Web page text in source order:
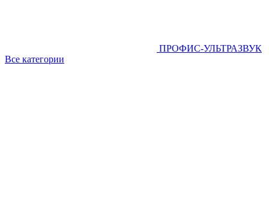
ПРОФИС-УЛЬТРАЗВУК
Все категории